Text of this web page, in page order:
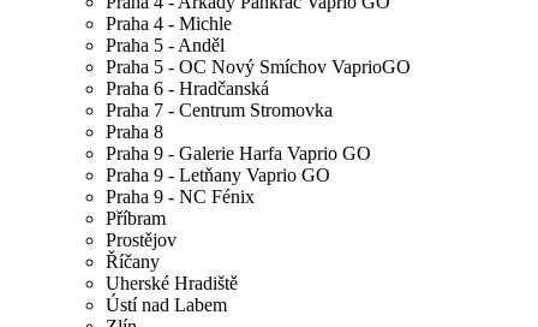
Praha 4 - Michle
Praha 5 - Anděl
Praha 5 - OC Nový Smíchov VaprioGO
Praha 6 - Hradčanská
Praha 7 - Centrum Stromovka
Praha 8
Praha 9 - Galerie Harfa Vaprio GO
Praha 9 - Letňany Vaprio GO
Praha 9 - NC Fénix
Příbram
Prostějov
Říčany
Uherské Hradiště
Ústí nad Labem